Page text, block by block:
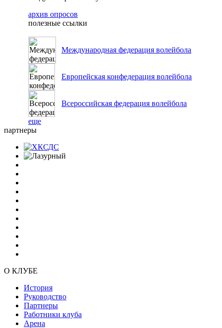
архив опросов
полезные ссылки
Международная федерация волейбола
Европейская конфедерация волейбола
Всероссийская федерация волейбола
еще
партнеры
О КЛУБЕ
История
Руководство
Партнеры
Работники клуба
Арена